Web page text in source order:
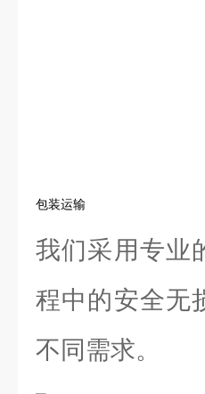
包装运输
我们采用专业
程中的安全无
不同需求。